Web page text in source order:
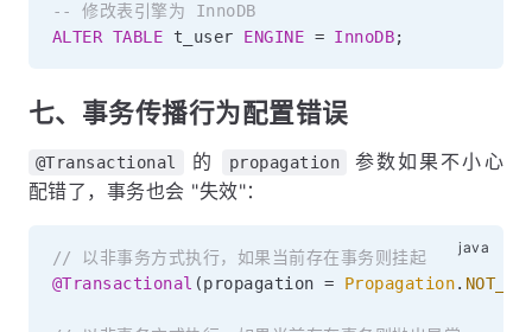
-- 修改表引擎为 InnoDB
ALTER TABLE t_user ENGINE = InnoDB;
七、事务传播行为配置错误
@Transactional 的 propagation
参数如果不小心
配错了，事务也会 "失效"：
// 以非事务方式执行，如果当前存在事务则挂起
@Transactional (propagation = Propagation.